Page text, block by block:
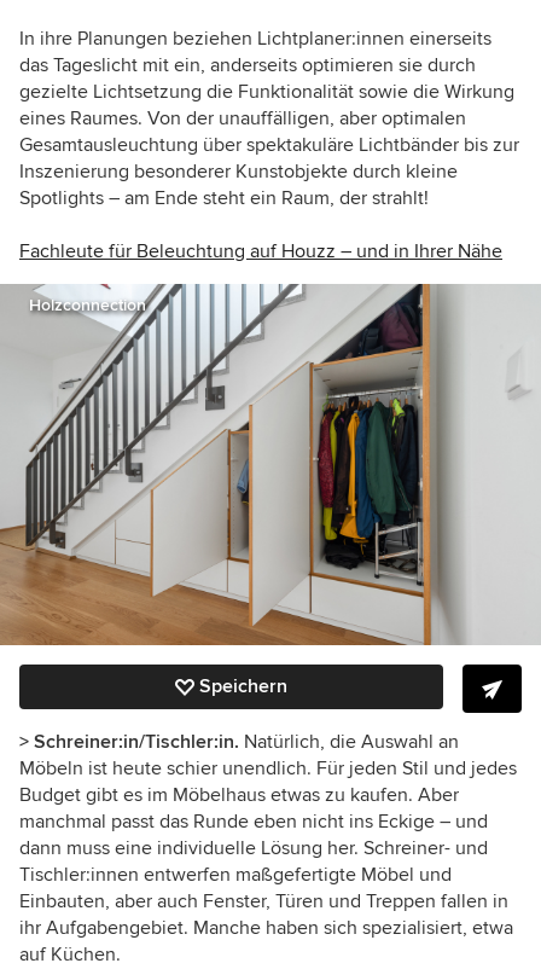
In ihre Planungen beziehen Lichtplaner:innen einerseits
das Tageslicht mit ein, anderseits optimieren sie durch
gezielte Lichtsetzung die Funktionalität sowie die Wirkung
eines Raumes. Von der unauffälligen, aber optimalen
Gesamtausleuchtung über spektakuläre Lichtbänder bis zur
Inszenierung besonderer Kunstobjekte durch kleine
Spotlights – am Ende steht ein Raum, der strahlt!
Fachleute für Beleuchtung auf Houzz – und in Ihrer Nähe
Holzconnection
Speichern
> Schreiner:in/Tischler:in. Natürlich, die Auswahl an
Möbeln ist heute schier unendlich. Für jeden Stil und jedes
Budget gibt es im Möbelhaus etwas zu kaufen. Aber
manchmal passt das Runde eben nicht ins Eckige – und
dann muss eine individuelle Lösung her. Schreiner- und
Tischler:innen entwerfen maßgefertigte Möbel und
Einbauten, aber auch Fenster, Türen und Treppen fallen in
ihr Aufgabengebiet. Manche haben sich spezialisiert, etwa
auf Küchen.